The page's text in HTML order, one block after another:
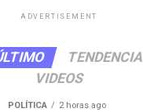
ADVERTISEMENT
TENDENCIA
VIDEOS
POLÍTICA 2 horas ago